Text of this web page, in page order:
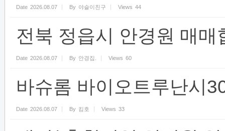
Date 2026.08.07 By 야슬이친구 Views 44
전북 정읍시 안경원 매매
Date 2026.08.07 By 안경집. Views 60
바슈롬 바이오트루난시
Date 2026.08.07 By 킴호 Views 33